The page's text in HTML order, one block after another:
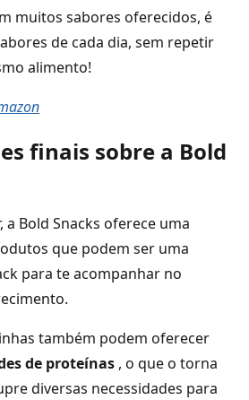
muitos sabores oferecidos, é
de cada dia, sem repetir
alimento!
finais sobre a Bold
a Bold Snacks oferece uma
que podem ser uma
para te acompanhar no
também podem oferecer
de proteínas , o que o torna
diversas necessidades para